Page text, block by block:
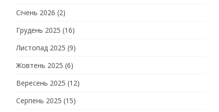
Січень 2026 (2)
Грудень 2025 (16)
Листопад 2025 (9)
Жовтень 2025 (6)
Вересень 2025 (12)
Серпень 2025 (15)